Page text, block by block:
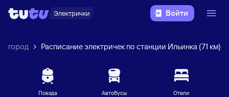
Электрички Войти
Расписание электричек по станции Ильинка (71 км)
Поезда Автобусы Отели